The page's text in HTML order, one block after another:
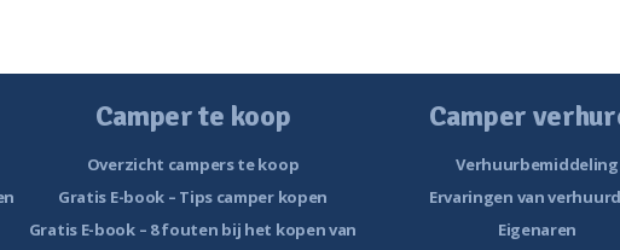
Camper te koop
Overzicht campers te koop
Gratis E-book – Tips camper kopen
Gratis E-book – 8 fouten bij het kopen van
Camper
Verhuurbemiddeling
Ervaringen van
Eigenaren